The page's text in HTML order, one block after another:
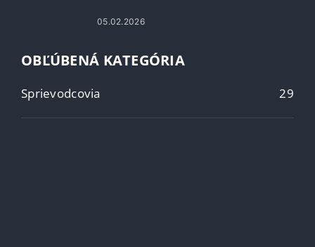
05.02.2026
OBĽÚBENÁ KATEGÓRIA
Sprievodcovia 29